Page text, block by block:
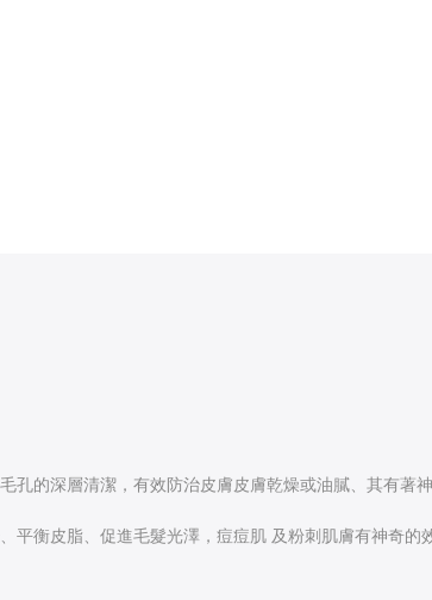
的深層清潔，有效防治皮膚皮膚乾燥或油膩、其有著神
衡皮脂、促進毛髮光澤，痘痘肌 及粉刺肌膚有神奇的